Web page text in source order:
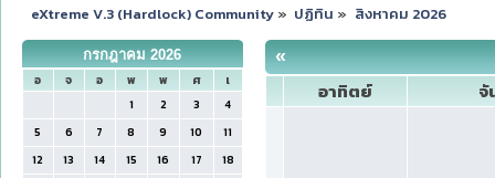
eXtreme V.3 (Hardlock) Community» ปฏิทิน » สิงหาคม 2026
กรกฎาคม 2026
อ
จ อ พ พ ศ
เ
1
2 3
4
5
6 7 8 9 10
11
12
13 14 15 16 17
18
«
อาทิตย์ จั